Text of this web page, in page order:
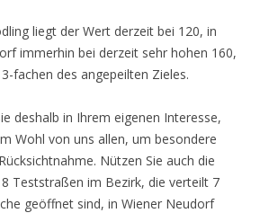
liegt der Wert derzeit bei 120, in
immerhin bei derzeit sehr hohen 160,
fachen des angepeilten Zieles.
deshalb in Ihrem eigenen Interesse,
Wohl von uns allen, um besondere
Nützen Sie auch die
Teststraßen im Bezirk, die verteilt 7
geöffnet sind, in Wiener Neudorf